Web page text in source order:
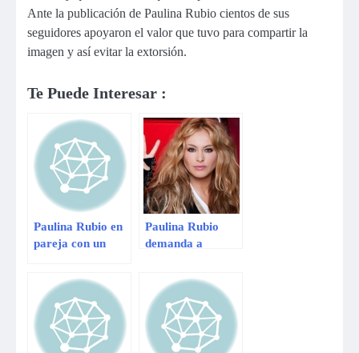
Ante la publicación de Paulina Rubio cientos de sus
seguidores apoyaron el valor que tuvo para compartir la
imagen y así evitar la extorsión.
Te Puede Interesar :
Paulina Rubio en
pareja con un
Paulina Rubio
demanda a
incumplimiento de
contrato